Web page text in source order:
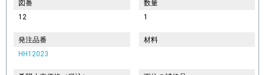
図番
12
数量
1
発注品番
HH12023
材料